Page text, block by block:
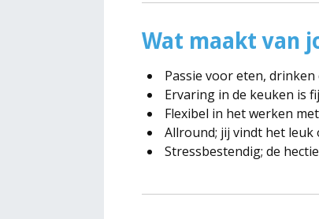
Wat maakt van
Passie voor eten,
Ervaring in de keuken is
Flexibel in het werken
Allround; jij vindt het leuk
Stressbestendig; de